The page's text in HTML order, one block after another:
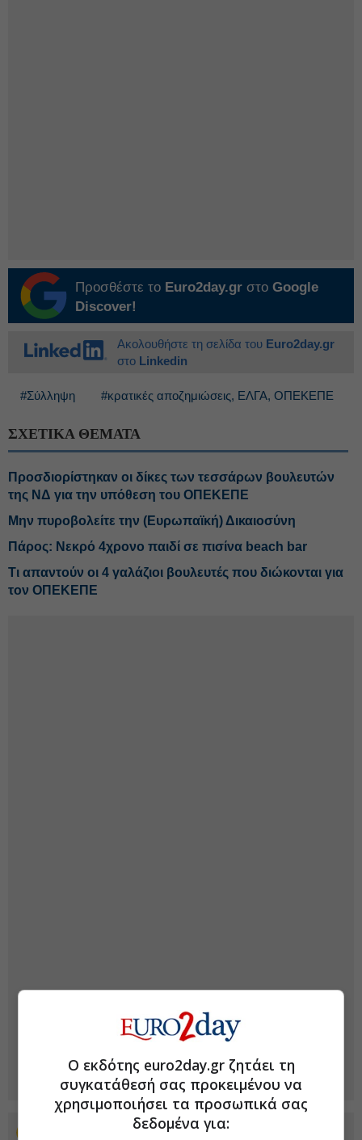
Προσθέστε το Euro2day.gr στο Google
Discover!
Ακολουθήστε τη σελίδα του Euro2day.gr
στο Linkedin
#Σύλληψη #κρατικές αποζημιώσεις, ΕΛΓΑ, ΟΠΕΚΕΠΕ
ΣΧΕΤΙΚΑ ΘΕΜΑΤΑ
Προσδιορίστηκαν οι δίκες των τεσσάρων βουλευτών
της ΝΔ για την υπόθεση του ΟΠΕΚΕΠΕ
Μην πυροβολείτε την (Ευρωπαϊκή) Δικαιοσύνη
Πάρος: Νεκρό 4χρονο παιδί σε πισίνα beach bar
Τι απαντούν οι 4 γαλάζιοι βουλευτές που διώκονται για
τον ΟΠΕΚΕΠΕ
Προσθέστε το euro2day.gr στο Discover
Ο εκδότης euro2day.gr ζητάει τη
συγκατάθεσή σας προκειμένου να
χρησιμοποιήσει τα προσωπικά σας
δεδομένα για: